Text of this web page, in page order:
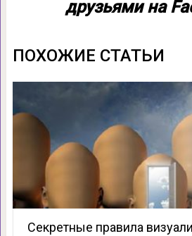
друзьями на
ПОХОЖИЕ СТАТЬИ
Секретные правила